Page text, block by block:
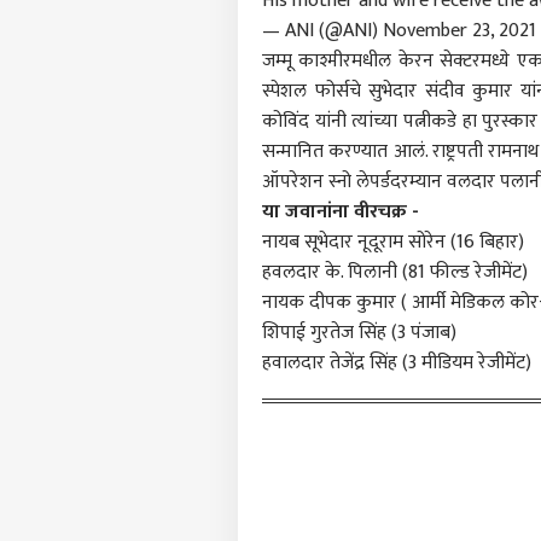
— ANI (@ANI) November 23, 2021
जम्मू काश्मीरमधील केरन सेक्टरमध्ये
स्पेशल फोर्सचे सुभेदार संदीव कुमार
कोविंद यांनी त्यांच्या पत्नीकडे हा
सन्मानित करण्यात आलं. राष्ट्रपती
ऑपरेशन स्नो लेपर्डदरम्यान वलदार
या जवानांना वीरचक्र -
नायब सूभेदार नूदूराम सोरेन (16 बिहार)
हवलदार के. पिलानी (81 फील्ड रेजीमेंट)
नायक दीपक कुमार ( आर्मी मेडिकल
शिपाई गुरतेज सिंह (3 पंजाब)
हवालदार तेजेंद्र सिंह (3 मीडियम रेजीमेंट)
हॅलो गेस्ट
आमच्यासोबत जाहिरात करा
प्रायव्हसी पॉलिसी
संपर्क साधा
करिअर
फीडबॅक
आमच्याबद्दल
नवे
'मी